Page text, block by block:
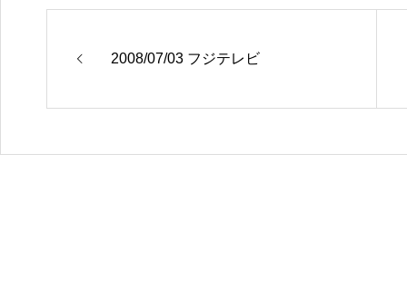
2008/07/03 フジテレビ